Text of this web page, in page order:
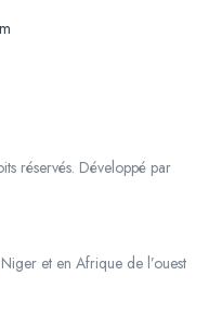
réservés. Développé par
et en Afrique de l’ouest